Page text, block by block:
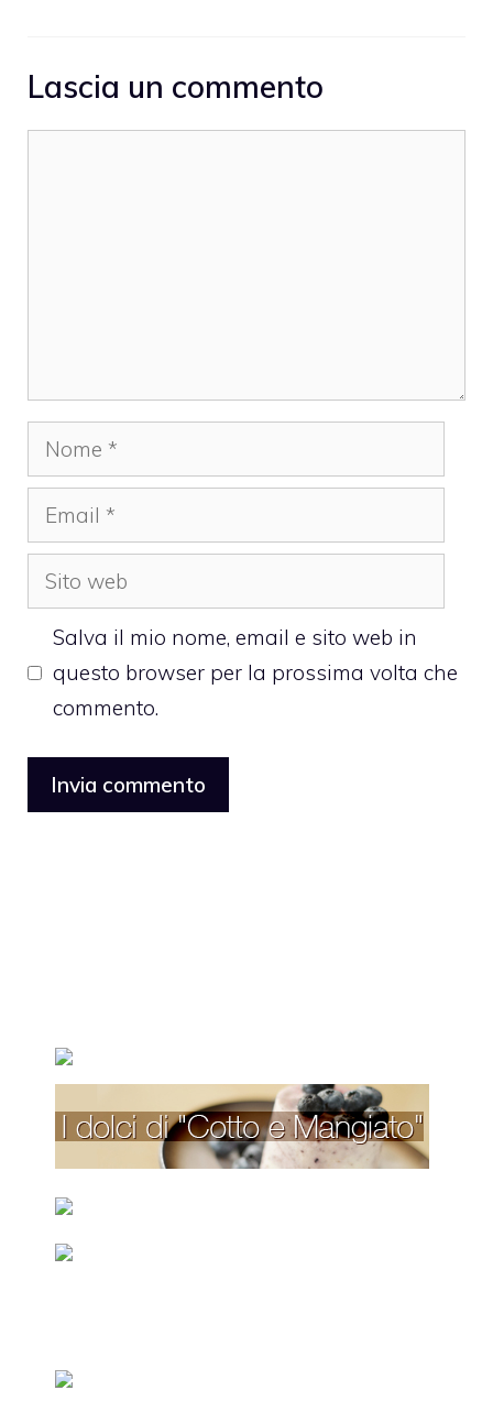
Lascia un commento
Nome
Email
Sito
web
Salva il mio nome, email e sito web in
questo browser per la prossima volta che
commento.